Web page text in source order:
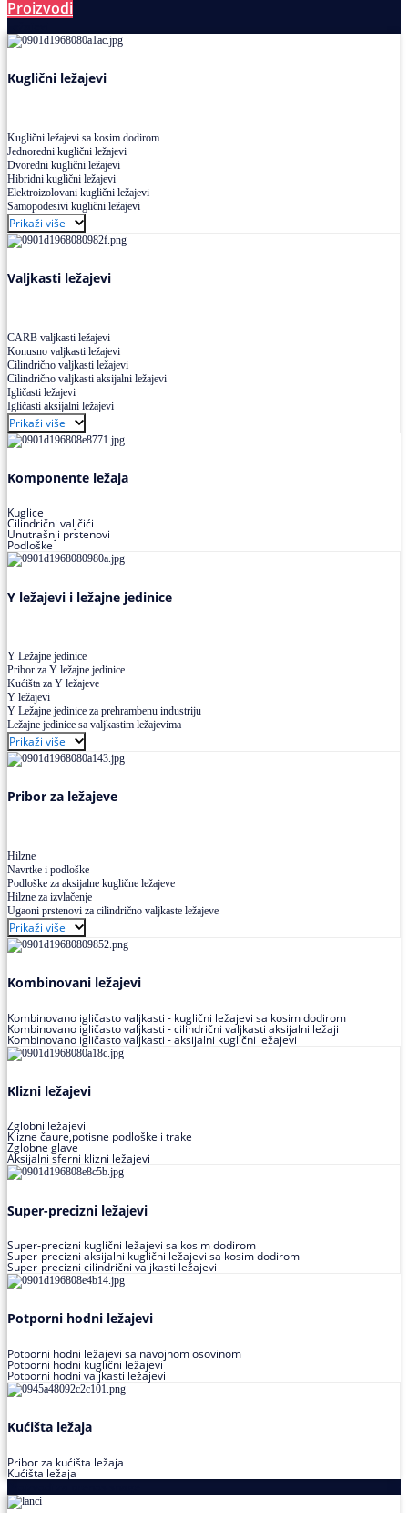
Proizvodi
Kuglični ležajevi
Kuglični ležajevi sa kosim dodirom
Jednoredni kuglični ležajevi
Dvoredni kuglični ležajevi
Hibridni kuglični ležajevi
Elektroizolovani kuglični ležajevi
Samopodesivi kuglični ležajevi
Aksijalni kuglični ležajevi
Kuglični ležajevi od nerđajućeg čelika
Prikaži više
Valjkasti ležajevi
CARB valjkasti ležajevi
Konusno valjkasti ležajevi
Cilindrično valjkasti ležajevi
Cilindrično valjkasti aksijalni ležajevi
Igličasti ležajevi
Igličasti aksijalni ležajevi
Buričasti ležajevi
Buričasti zaptiveni ležajevi
Buričasti aksijalni ležajevi
Prikaži više
Komponente ležaja
Kuglice
Cilindrični valjčići
Unutrašnji prstenovi
Podloške
Y ležajevi i ležajne jedinice
Y Ležajne jedinice
Pribor za Y ležajne jedinice
Kućišta za Y ležajeve
Y ležajevi
Y Ležajne jedinice za prehrambenu industriju
Ležajne jedinice sa valjkastim ležajevima
Prikaži više
Pribor za ležajeve
Hilzne
Navrtke i podloške
Podloške za aksijalne kuglične ležajeve
Hilzne za izvlačenje
Ugaoni prstenovi za cilindrično valjkaste ležajeve
Prikaži više
Kombinovani ležajevi
Kombinovano igličasto valjkasti - kuglični ležajevi sa kosim dodirom
Kombinovano igličasto valjkasti - cilindrični valjkasti aksijalni ležaji
Kombinovano igličasto valjkasti - aksijalni kuglični ležajevi
Klizni ležajevi
Zglobni ležajevi
Klizne čaure,potisne podloške i trake
Zglobne glave
Aksijalni sferni klizni ležajevi
Super-precizni ležajevi
Super-precizni kuglični ležajevi sa kosim dodirom
Super-precizni aksijalni kuglični ležajevi sa kosim dodirom
Super-precizni cilindrični valjkasti ležajevi
Potporni hodni ležajevi
Potporni hodni ležajevi sa navojnom osovinom
Potporni hodni kuglični ležajevi
Potporni hodni valjkasti ležajevi
Kućišta ležaja
Pribor za kućišta ležaja
Kućišta ležaja